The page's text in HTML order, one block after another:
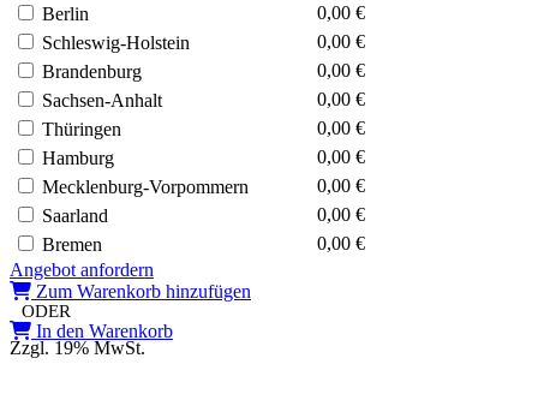
Berlin
0,00 €
Schleswig-Holstein
0,00 €
Brandenburg
0,00 €
Sachsen-Anhalt
0,00 €
Thüringen
0,00 €
Hamburg
0,00 €
Mecklenburg-Vorpommern
0,00 €
Saarland
0,00 €
Bremen
0,00 €
Angebot anfordern
Zum Warenkorb hinzufügen
ODER
In den Warenkorb
Zzgl. 19% MwSt.